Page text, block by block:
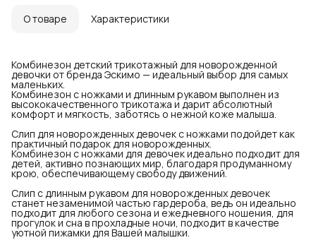
О товаре Характеристики
Комбинезон детский трикотажный для новорожденной
девочки от бренда Эскимо — идеальный выбор для самых
маленьких.
Комбинезон с ножками и длинным рукавом выполнен из
высококачественного трикотажа и дарит абсолютный
комфорт и мягкость, заботясь о нежной коже малыша.
Слип для новорожденных девочек с ножками подойдет как
практичный подарок для новорожденных.
Комбинезон с ножками для девочек идеально подходит для
детей, активно познающих мир, благодаря продуманному
крою, обеспечивающему свободу движений.
Слип с длинным рукавом для новорожденных девочек
станет незаменимой частью гардероба, ведь он идеально
подходит для любого сезона и ежедневного ношения, для
прогулок и сна в прохладные ночи, подходит в качестве
уютной пижамки для Вашей малышки.